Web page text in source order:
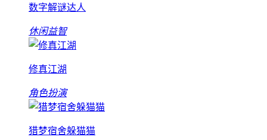
数字解谜达人
休闲益智
修真江湖
角色扮演
猎梦宿舍躲猫猫